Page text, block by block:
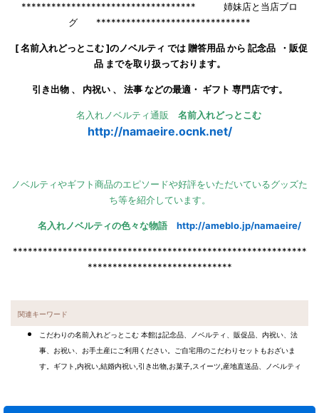
*********************************** 姉妹店と当店ブロ
グ *******************************
[ 名前入れどっとこむ ]のノベルティ では 贈答用品 から 記念品 ・販促
品 までを取り扱っております。
引き出物 、 内祝い 、 法事 などの最適・ ギフト 専門店です。
名入れノベルティ通販 名前入れどっとこむ
http://namaeire.ocnk.net/
ノベルティやギフト商品のエピソードや好評をいただいているグッズた
ち等を紹介しています。
名入れノベルティの色々な物語 http://ameblo.jp/namaeire/
***********************************************************
*****************************
関連キーワード
こだわりの名前入れどっとこむ 本館は記念品、ノベルティ、販促品、内祝い、法
事、お祝い、お手土産にご利用ください。ご自宅用のこだわりセットもおざいま
す。ギフト,内祝い,結婚内祝い,引き出物,お菓子,スイーツ,産地直送品、ノベルティ